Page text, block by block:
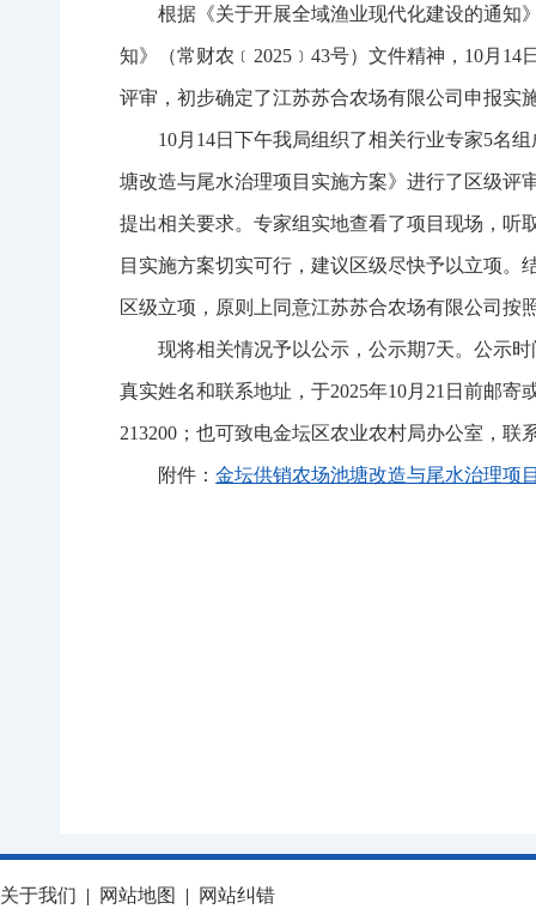
根据《关于开展全域渔业现代化建设的通知
知》（常财农﹝2025﹞43号）文件精神，10月
评审，初步确定了江苏苏合农场有限公司申报实
10月14日下午我局组织了相关行业专家5名
塘改造与尾水治理项目实施方案》进行了区级评
提出相关要求。专家组实地查看了项目现场，听
目实施方案切实可行，建议区级尽快予以立项
区级立项，原则上同意江苏苏合农场有限公司按
现将相关情况予以公示，公示期7天。公示
真实姓名和联系地址，于2025年10月21日前邮
213200；也可致电金坛区农业农村局办公室，联
附件： 金坛供销农场池塘改造与尾水治理项
关于我们 | 网站地图 | 网站纠错